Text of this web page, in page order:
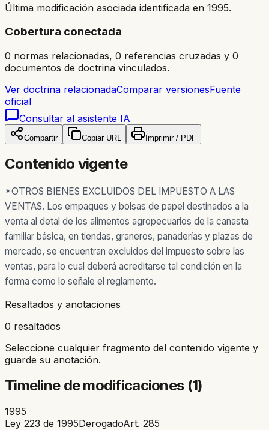
Última modificación asociada identificada en 1995.
Cobertura conectada
0 normas relacionadas, 0 referencias cruzadas y 0
documentos de doctrina vinculados.
Ver doctrina relacionadaComparar versionesFuente
oficial
Consultar al asistente IA
Compartir Copiar URL Imprimir / PDF
Contenido vigente
*OTROS BIENES EXCLUIDOS DEL IMPUESTO A LAS
VENTAS. Los empaques y bolsas de papel destinados a la
venta al detal de los alimentos agropecuarios de la canasta
familiar básica, en tiendas, graneros, panaderías y plazas de
mercado, se encuentran excluidos del impuesto sobre las
ventas, para lo cual deberá acreditarse tal condición en la
forma como lo señale el reglamento.
Resaltados y anotaciones
0 resaltados
Seleccione cualquier fragmento del contenido vigente y
guarde su anotación.
Timeline de modificaciones (1)
1995
Ley 223 de 1995DerogadoArt. 285